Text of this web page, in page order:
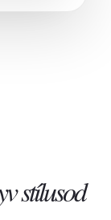
stílusod